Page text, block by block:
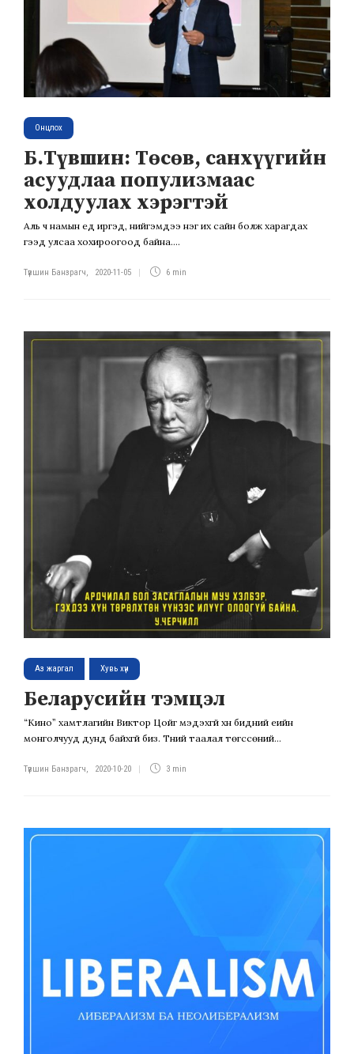
Онцлох
Б.Түвшин: Төсөв, санхүүгийн
асуудлаа популизмаас
холдуулах хэрэгтэй
Аль ч намын үед иргэд, нийгэмдээ нэг их сайн болж харагдах
гээд улсаа хохироогоод байна....
Түвшин Банзрагч, 2020-11-05 6 min
Аз жаргал Хувь хүн
Беларусийн тэмцэл
“Кино” хамтлагийн Виктор Цойг мэдэхгүй хүн бидний үеийн
монголчууд дунд байхгүй биз. Түүний таалал төгссөний...
Түвшин Банзрагч, 2020-10-20 3 min